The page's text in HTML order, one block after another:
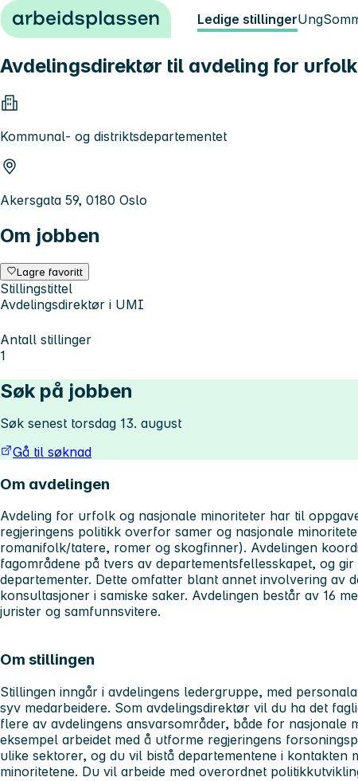
Hopp til innhold Ledige stillingerUng
Avdelingsdirektør til avdeling for
Kommunal- og distriktsdepartementet
Akersgata 59, 0180 Oslo
Om jobben
Lagre favoritt
Stillingstittel
Avdelingsdirektør i UMI
Antall stillinger
1
Søk på jobben
Søk senest torsdag 13. august
Gå til søknad
Om avdelingen
Avdeling for urfolk og nasjonale minoriteter har til
regjeringens politikk overfor samer og nasjonale
romanifolk/tatere, romer og skogfinner). Avdelingen
fagområdene på tvers av departementsfellesskapet, og
departementer. Dette omfatter blant annet involvering av
konsultasjoner i samiske saker. Avdelingen består av 16
jurister og samfunnsvitere.
Om stillingen
Stillingen inngår i avdelingens ledergruppe, med
syv medarbeidere. Som avdelingsdirektør vil du ha det
flere av avdelingens ansvarsområder, både for nasjonale
eksempel arbeidet med å utforme regjeringens
ulike sektorer, og du vil bistå departementene i kontakten
minoritetene. Du vil arbeide med overordnet